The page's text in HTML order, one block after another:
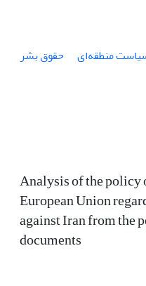
منطقه‌ای
حقوق بشر
Analysis of the policy
European Union
against Iran from the
documents